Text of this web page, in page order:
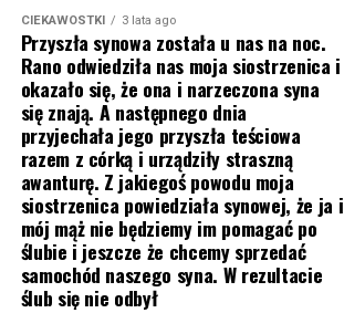
CIEKAWOSTKI 3 lata ago
Przyszła synowa została u nas na noc.
Rano odwiedziła nas moja siostrzenica i
okazało się, że ona i narzeczona syna
się znają. A następnego dnia
przyjechała jego przyszła teściowa
razem z córką i urządziły straszną
awanturę. Z jakiegoś powodu moja
siostrzenica powiedziała synowej, że ja i
mój mąż nie będziemy im pomagać po
ślubie i jeszcze że chcemy sprzedać
samochód naszego syna. W rezultacie
ślub się nie odbył